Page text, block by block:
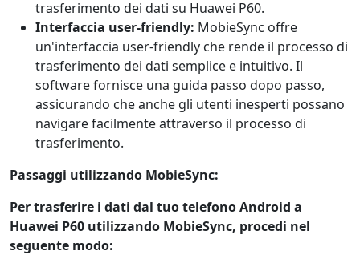
trasferimento dei dati su Huawei P60.
Interfaccia user-friendly: MobieSync offre
un'interfaccia user-friendly che rende il processo di
trasferimento dei dati semplice e intuitivo. Il
software fornisce una guida passo dopo passo,
assicurando che anche gli utenti inesperti possano
navigare facilmente attraverso il processo di
trasferimento.
Passaggi utilizzando MobieSync:
Per trasferire i dati dal tuo telefono Android a
Huawei P60 utilizzando MobieSync, procedi nel
seguente modo: